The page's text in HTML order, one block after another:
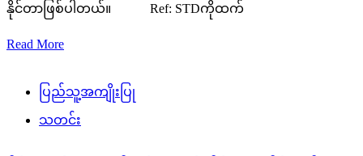
နိုင်တာဖြစ်ပါတယ်။ Ref: STDကိုထက်
Read More
ပြည်သူ့အကျိုးပြု
သတင်း